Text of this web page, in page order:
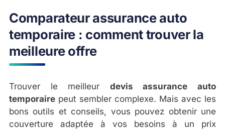
Comparateur assurance auto
temporaire : comment trouver la
meilleure offre
Trouver le meilleur devis assurance auto
temporaire peut sembler complexe. Mais avec les
bons outils et conseils, vous pouvez obtenir une
couverture adaptée à vos besoins à un prix